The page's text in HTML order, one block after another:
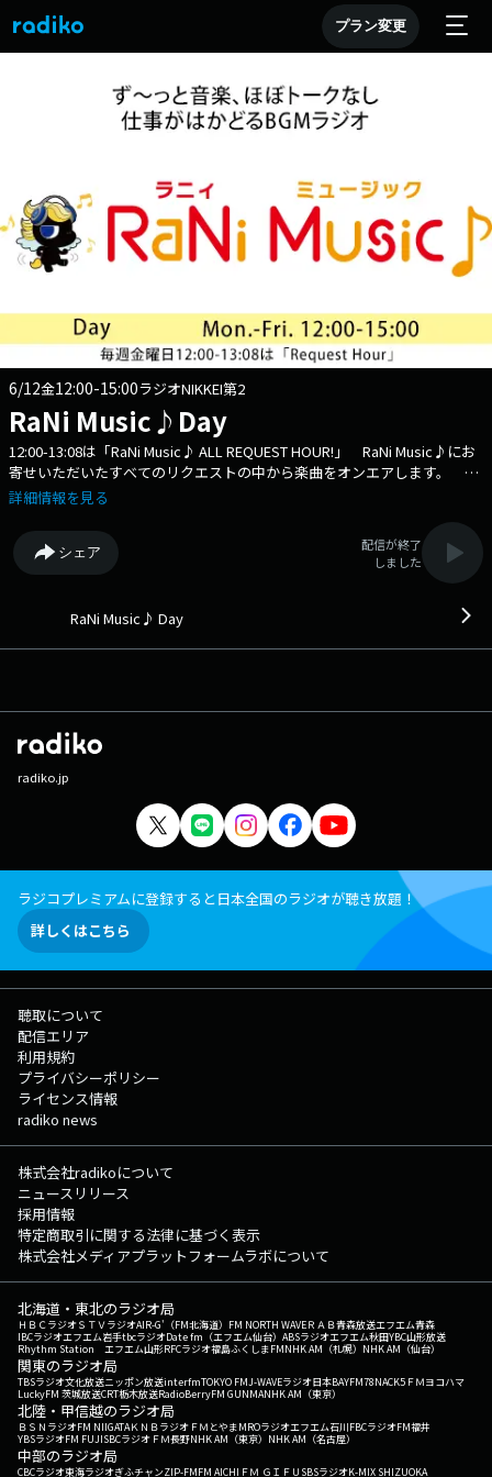
プラン変更
6/12金12:00-15:00ラジオNIKKEI第2
RaNi Music♪Day
12:00-13:08は「RaNi Music♪ ALL REQUEST HOUR!」 RaNi Music♪にお
寄せいただいたすべてのリクエストの中から楽曲をオンエアします。 リ
クエストはこちら！ ナレーション・柳井麻希 ▼この時間のプレイ
Rita Ora (2018年) 13:16 DOWN TOWN/シュガー・ベイブ (1975年) 13:20
SWIM/BTS (2026年) 13:22 キリエ・憐れみの讃歌/Kyrie（アイナ・ジ・エ
ンド） (2023年) 13:28 IDENTITY/東方神起 (2026年) 13:33 Gloria/Laura
Take Me Home, Country Roads/Olivia Newton-John (1973年) 13:44 19 in
14:17 Dancing Queen/ABBA (1976年) 14:21 Bad Girl/HANA (2026年)
カ (2026年) 14:32 Nobody But Me/Michael Buble (2016年) 14:35
LAT.43°N ～forty-three degrees north latitude～/DREAMS COME TRUE
(1989年) 14:41 RUNWAY/Lady Gaga & Doechii (2026年) 14:44 トドカナ
イカラ/平井堅 (2018年) 14:49 Blinding Lights/The Weeknd (2019年)
14:52 Nighthawks/米津玄師 (2017年) 14:56 Let It Be/The Beatles (1970
年) （洋楽：54% 邦楽：46%） この日の最初のRaNi Music♪
へ 次の時間のRaNi Music♪へ その他の楽曲情報はこちらへ
詳細情報を見る
シェア
配信が終了
しました
RaNi Music♪ Day
radiko.jp
ラジコプレミアムに登録すると日本全国のラジオが聴き放題！
詳しくはこちら
聴取について
配信エリア
利用規約
プライバシーポリシー
ライセンス情報
radiko news
株式会社radikoについて
ニュースリリース
採用情報
特定商取引に関する法律に基づく表示
株式会社メディアプラットフォームラボについて
北海道・東北のラジオ局
ＨＢＣラジオＳＴＶラジオAIR-G'（FM北海道） FM NORTH WAVEＲＡＢ青森放送エフエム青森
IBCラジオエフエム岩手tbcラジオDate fm（エフエム仙台） ABSラジオエフエム秋田YBC山形放送
Rhythm Station エフエム山形RFCラジオ福島ふくしまFMNHK AM（札幌） NHK AM（仙台）
関東のラジオ局
TBSラジオ文化放送ニッポン放送interfmTOKYO FMJ-WAVEラジオ日本BAYFM78NACK5 ＦＭヨコハマ
LuckyFM 茨城放送CRT栃木放送RadioBerryFM GUNMANHK AM（東京）
北陸・甲信越のラジオ局
ＢＳＮラジオFM NIIGATAＫＮＢラジオ ＦＭとやまMROラジオエフエム石川FBCラジオFM福井
YBSラジオFM FUJISBCラジオ ＦＭ長野NHK AM（東京） NHK AM（名古屋）
中部のラジオ局
CBCラジオ東海ラジオぎふチャンZIP-FMFM AICHI ＦＭ ＧＩＦＵ SBSラジオK-MIX SHIZUOKA